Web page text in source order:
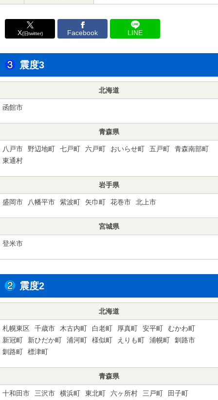
X(旧twitter) Facebook LINE
震度3
北海道
函館市
青森県
八戸市 野辺地町 七戸町 六戸町 おいらせ町 五戸町
青森南部町
東通村
岩手県
盛岡市 八幡平市 紫波町 矢巾町 花巻市 北上市
宮城県
登米市
震度2
北海道
札幌東区 千歳市 木古内町 白老町 厚真町 安平町
むかわ町
新冠町
新ひだか町 浦河町 様似町 えりも町 浦幌町
釧路市
釧路町
標津町
青森県
十和田市 三沢市 横浜町 東北町 六ヶ所村 三戸町
田子町